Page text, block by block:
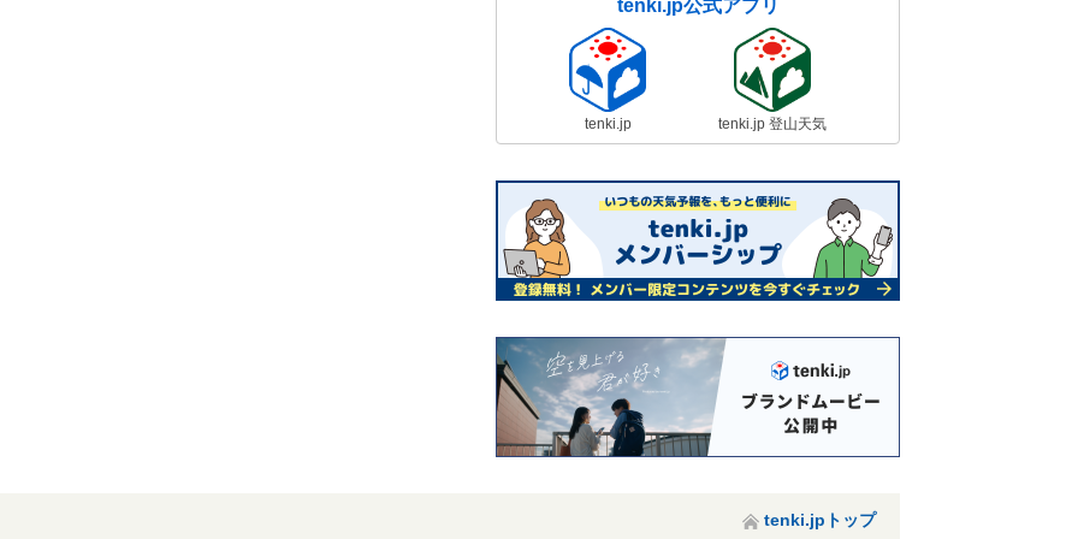
tenki.jp公式アプリ
tenki.jp tenki.jp 登山天気
tenki.jpトップ